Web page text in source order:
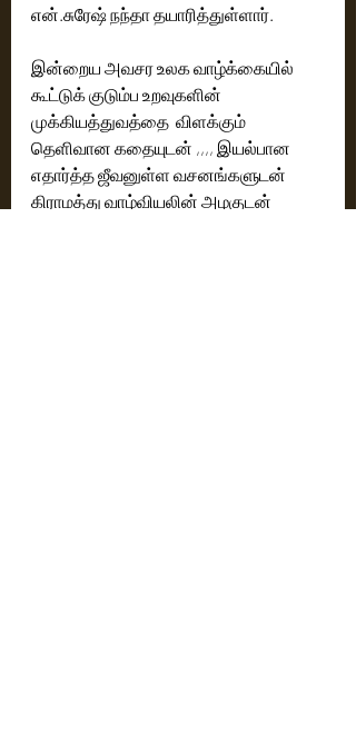
என்.சுரேஷ் நந்தா தயாரித்துள்ளார்.
இன்றைய அவசர உலக வாழ்க்கையில்
கூட்டுக் குடும்ப உறவுகளின்
முக்கியத்துவத்தை  விளக்கும்
தெளிவான கதையுடன் ,,,, இயல்பான
எதார்த்த ஜீவனுள்ள வசனங்களுடன்
கிராமத்து வாழ்வியலின் அழகுடன்